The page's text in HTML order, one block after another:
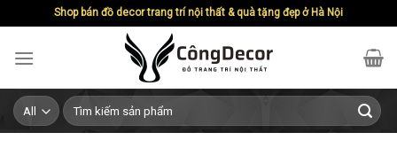
content
Shop bán đồ decor trang trí nội thất & quà tặng đẹp ở Hà Nội
Search
for: